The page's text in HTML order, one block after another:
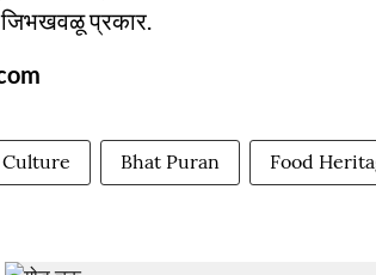
जिभखवळू प्रकार.
Culture Bhat Puran Food